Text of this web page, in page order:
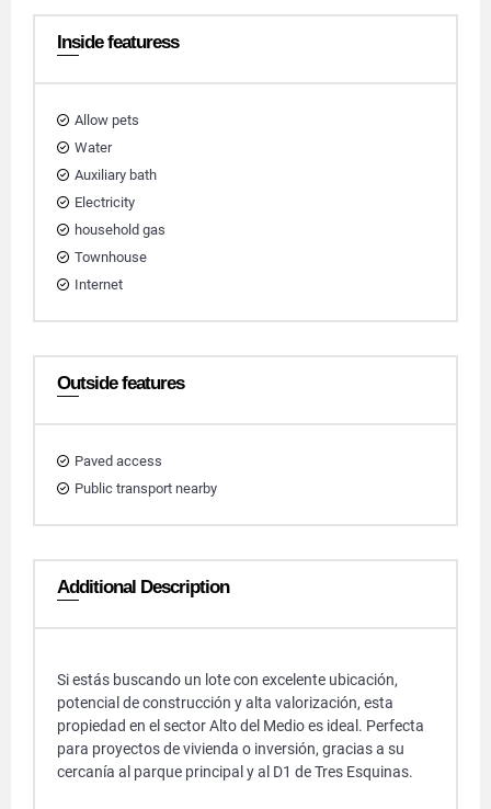
Inside featuress
Allow pets
Water
Auxiliary bath
Electricity
household gas
Townhouse
Internet
Outside features
Paved access
Public transport nearby
Additional Description
Si estás buscando un lote con excelente ubicación,
potencial de construcción y alta valorización, esta
propiedad en el sector Alto del Medio es ideal. Perfecta
para proyectos de vivienda o inversión, gracias a su
cercanía al parque principal y al D1 de Tres Esquinas.